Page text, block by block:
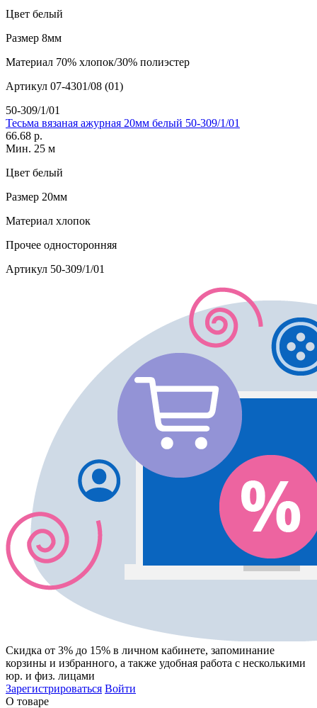
Цвет белый
Размер 8мм
Материал 70% хлопок/30% полиэстер
Артикул 07-4301/08 (01)
50-309/1/01
Тесьма вязаная ажурная 20мм белый 50-309/1/01
66.68 р.
Мин. 25 м
Цвет белый
Размер 20мм
Материал хлопок
Прочее односторонняя
Артикул 50-309/1/01
Скидка от 3% до 15% в личном кабинете, запоминание
корзины и избранного, а также удобная работа с несколькими
юр. и физ. лицами
Зарегистрироваться Войти
О товаре